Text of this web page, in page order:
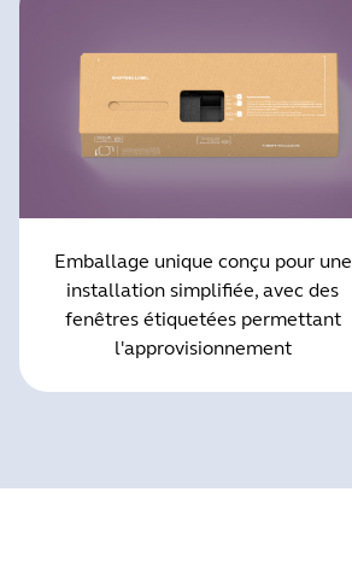
Emballage unique conçu pour une
installation simplifiée, avec des
fenêtres étiquetées permettant
l'approvisionnement